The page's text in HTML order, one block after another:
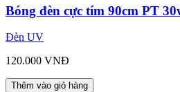
Bóng đèn cực tím 90cm PT
Đèn UV
120.000 VNĐ
Thêm vào giỏ hàng